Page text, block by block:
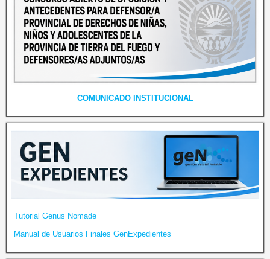
COMUNICADO INSTITUCIONAL
Tutorial Genus Nomade
Manual de Usuarios Finales GenExpedientes